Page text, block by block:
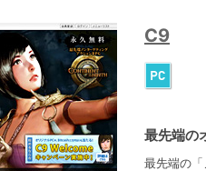
C9
最先端の
最先端の